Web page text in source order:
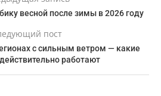
весной после зимы в 2026 году
пост
с сильным ветром — какие
работают